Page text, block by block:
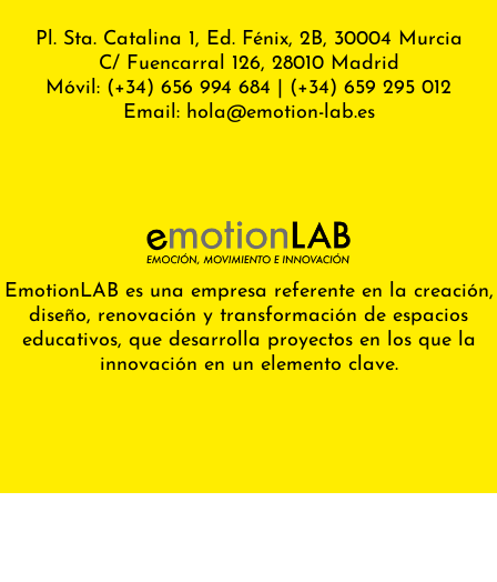
EmotionLAB es una empresa referente en la creación,
diseño, renovación y transformación de espacios
educativos, que desarrolla proyectos en los que la
innovación en un elemento clave.
Pl. Sta. Catalina 1, Ed. Fénix, 2B, 30004 Murcia
C/ Fuencarral 126, 28010 Madrid
Móvil: (+34) 656 994 684
(+34) 659 295 012
Email: hola@emotion-lab.es